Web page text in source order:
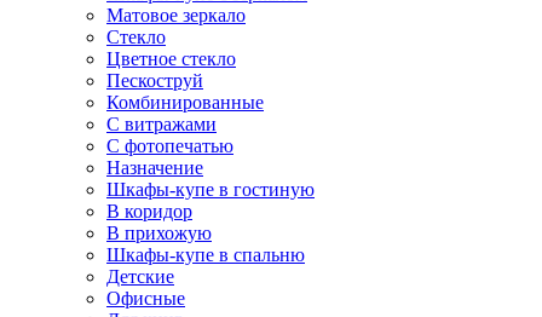
Матовое зеркало
Стекло
Цветное стекло
Пескоструй
Комбинированные
С витражами
С фотопечатью
Назначение
Шкафы-купе в гостиную
В коридор
В прихожую
Шкафы-купе в спальню
Детские
Офисные